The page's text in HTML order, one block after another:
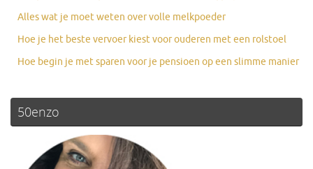
Alles wat je moet weten over volle melkpoeder
Hoe je het beste vervoer kiest voor ouderen met een rolstoel
Hoe begin je met sparen voor je pensioen op een slimme manier
50enzo